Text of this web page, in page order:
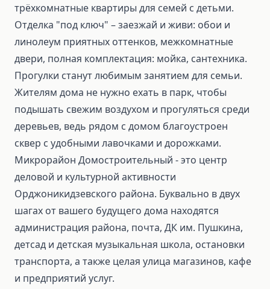
трёхкомнатные квартиры для семей с детьми.
Отделка "под ключ" – заезжай и живи: обои и
линолеум приятных оттенков, межкомнатные
двери, полная комплектация: мойка, сантехника.
Прогулки станут любимым занятием для семьи.
Жителям дома не нужно ехать в парк, чтобы
подышать свежим воздухом и прогуляться среди
деревьев, ведь рядом с домом благоустроен
сквер с удобными лавочками и дорожками.
Микрорайон Домостроительный - это центр
деловой и культурной активности
Орджоникидзевского района. Буквально в двух
шагах от вашего будущего дома находятся
администрация района, почта, ДК им. Пушкина,
детсад и детская музыкальная школа, остановки
транспорта, а также целая улица магазинов, кафе
и предприятий услуг.